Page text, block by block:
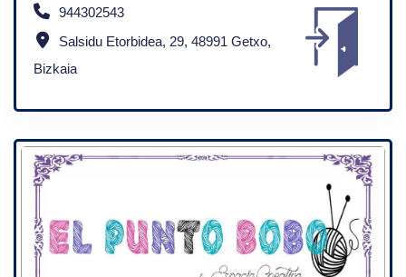
944302543
Salsidu Etorbidea, 29, 48991 Getxo,
Bizkaia